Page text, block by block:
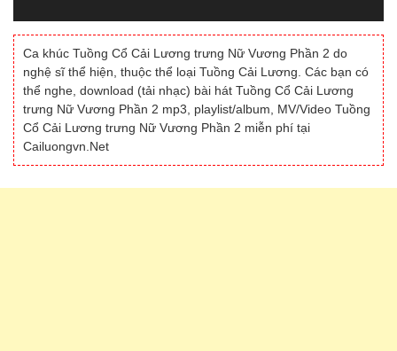
Ca khúc Tuồng Cổ Cải Lương trưng Nữ Vương Phần 2 do
nghệ sĩ thể hiện, thuộc thể loại Tuồng Cải Lương. Các bạn có
thể nghe, download (tải nhạc) bài hát Tuồng Cổ Cải Lương
trưng Nữ Vương Phần 2 mp3, playlist/album, MV/Video Tuồng
Cổ Cải Lương trưng Nữ Vương Phần 2 miễn phí tại
Cailuongvn.Net